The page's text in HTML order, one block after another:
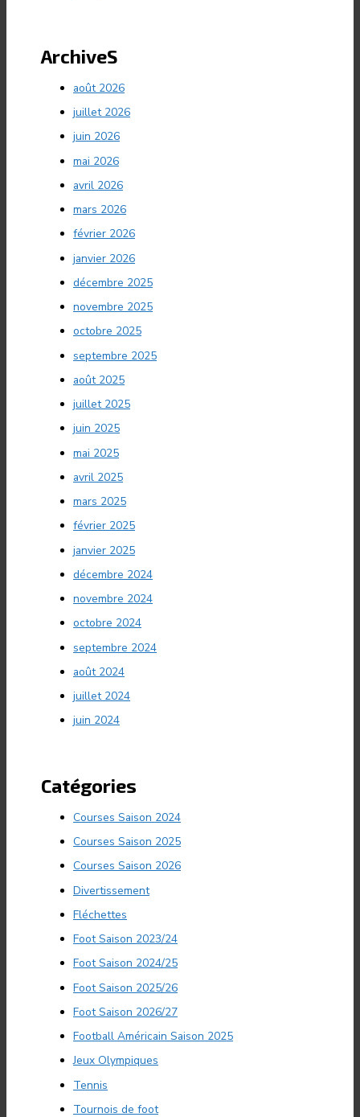
ArchiveS
août 2026
juillet 2026
juin 2026
mai 2026
avril 2026
mars 2026
février 2026
janvier 2026
décembre 2025
novembre 2025
octobre 2025
septembre 2025
août 2025
juillet 2025
juin 2025
mai 2025
avril 2025
mars 2025
février 2025
janvier 2025
décembre 2024
novembre 2024
octobre 2024
septembre 2024
août 2024
juillet 2024
juin 2024
Catégories
Courses Saison 2024
Courses Saison 2025
Courses Saison 2026
Divertissement
Fléchettes
Foot Saison 2023/24
Foot Saison 2024/25
Foot Saison 2025/26
Foot Saison 2026/27
Football Américain Saison 2025
Jeux Olympiques
Tennis
Tournois de foot